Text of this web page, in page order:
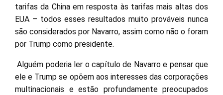
tarifas da China em resposta às tarifas mais altas dos
EUA – todos esses resultados muito prováveis nunca
são considerados por Navarro, assim como não o foram
por Trump como presidente.
Alguém poderia ler o capítulo de Navarro e pensar que
ele e Trump se opõem aos interesses das corporações
multinacionais e estão profundamente preocupados